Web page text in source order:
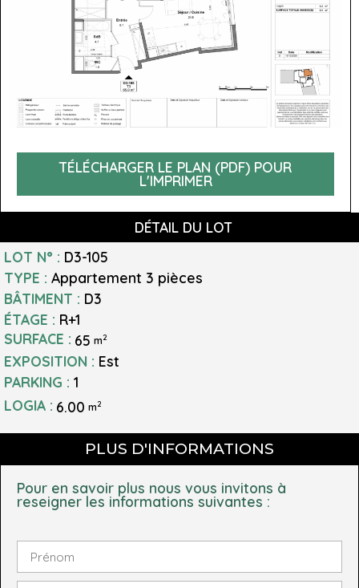
TÉLÉCHARGER LE PLAN (PDF) POUR
L'IMPRIMER
DÉTAIL DU LOT
LOT N° : D3-105
TYPE : Appartement 3 pièces
BÂTIMENT : D3
ÉTAGE : R+1
SURFACE : 65 m2
EXPOSITION : Est
PARKING : 1
LOGIA : 6.00 m2
PLUS D'INFORMATIONS
Pour en savoir plus nous vous invitons à
reseigner les informations suivantes :